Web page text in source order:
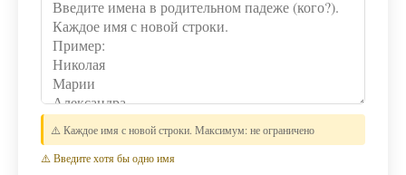
⚠️ Каждое имя с новой строки. Максимум: не ограничено
⚠️ Введите хотя бы одно имя